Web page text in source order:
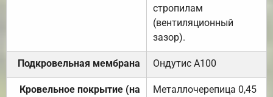
стропилам
(вентиляционный
зазор).
Подкровельная мембрана Ондутис А100
Кровельное покрытие (на
Металлочерепица 0,45